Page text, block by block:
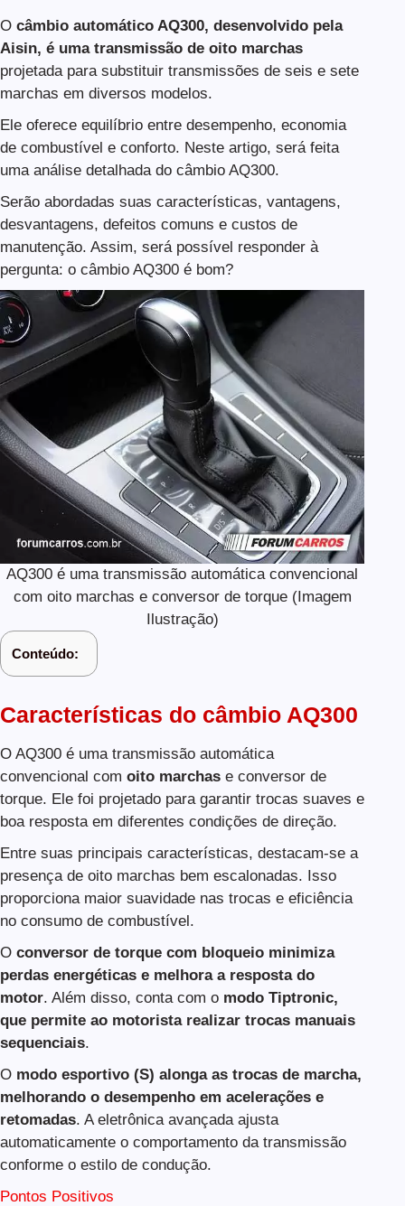
O câmbio automático AQ300, desenvolvido pela
Aisin, é uma transmissão de oito marchas
projetada para substituir transmissões de seis e sete
marchas em diversos modelos.
Ele oferece equilíbrio entre desempenho, economia
de combustível e conforto. Neste artigo, será feita
uma análise detalhada do câmbio AQ300.
Serão abordadas suas características, vantagens,
desvantagens, defeitos comuns e custos de
manutenção. Assim, será possível responder à
pergunta: o câmbio AQ300 é bom?
AQ300 é uma transmissão automática convencional
com oito marchas e conversor de torque (Imagem
Ilustração)
Conteúdo:
Características do câmbio AQ300
O AQ300 é uma transmissão automática
convencional com oito marchas e conversor de
torque. Ele foi projetado para garantir trocas suaves e
boa resposta em diferentes condições de direção.
Entre suas principais características, destacam-se a
presença de oito marchas bem escalonadas. Isso
proporciona maior suavidade nas trocas e eficiência
no consumo de combustível.
O conversor de torque com bloqueio minimiza
perdas energéticas e melhora a resposta do
motor. Além disso, conta com o modo Tiptronic,
que permite ao motorista realizar trocas manuais
sequenciais.
O modo esportivo (S) alonga as trocas de marcha,
melhorando o desempenho em acelerações e
retomadas. A eletrônica avançada ajusta
automaticamente o comportamento da transmissão
conforme o estilo de condução.
Pontos Positivos